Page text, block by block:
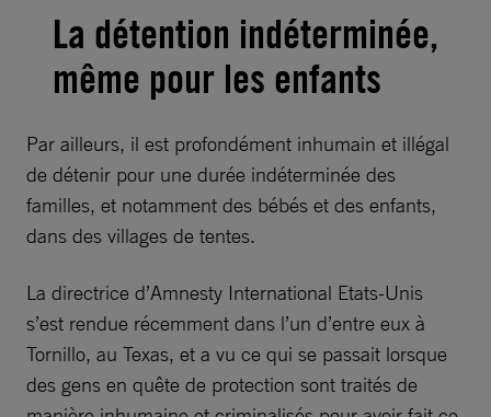
La détention indéterminée,
même pour les enfants
Par ailleurs, il est profondément inhumain et illégal
de détenir pour une durée indéterminée des
familles, et notamment des bébés et des enfants,
dans des villages de tentes.
La directrice d’Amnesty International Etats-Unis
s’est rendue récemment dans l’un d’entre eux à
Tornillo, au Texas, et a vu ce qui se passait lorsque
des gens en quête de protection sont traités de